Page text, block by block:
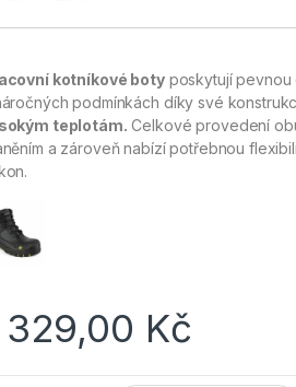
kotníkové botyposkytují pevnou
podmínkách díky své
teplotám. Celkové provedení
a zároveň nabízí potřebnou
329,00 Kč